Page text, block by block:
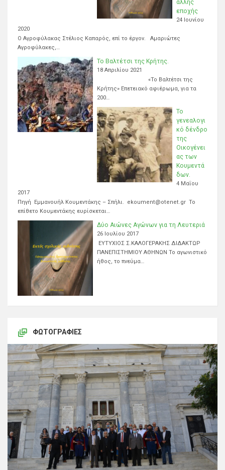
άλλης
εποχής
24 Ιουνίου
2020
Ο Αγροφύλακας Στέλιος Καπαρός, επί το έργον. Αμαριώτες
Αγροφύλακες,…
Το Βαλτέτσι της Κρήτης.
18 Απριλίου 2021
«Το Βαλτέτσι της
Κρήτης» Επετειακό αφιέρωμα, για τα
200…
Το
γενεαλογι
κό δένδρο
της
Οικογένει
ας των
Κουμεντά
δων.
4 Μαΐου
2017
Πηγή Εμμανουήλ Κουμεντάκης – Σπήλι. ekoument@otenet.gr Το
επίθετο Κουμεντάκης ευρίσκεται…
Δύο Αιώνες Αγώνων για τη Λευτεριά
26 Ιουλίου 2017
ΕΥΤΥΧΙΟΣ Σ.ΚΑΛΟΓΕΡΑΚΗΣ ΔΙΔΑΚΤΩΡ
ΠΑΝΕΠΙΣΤΗΜΙΟΥ ΑΘΗΝΩΝ Το αγωνιστικό
ήθος, το πνεύμα…
ΦΩΤΟΓΡΑΦΊΕΣ